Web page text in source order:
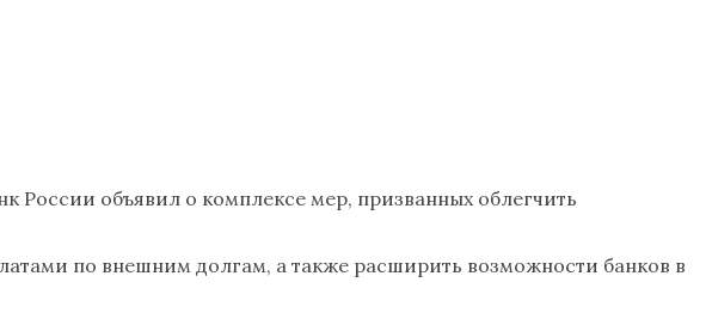
объявил о комплексе мер, призванных облегчить
по внешним долгам, а также расширить возможности банков в